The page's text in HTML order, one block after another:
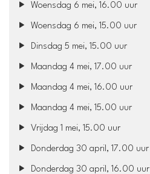
Woensdag 6 mei, 16.00 uur
Woensdag 6 mei, 15.00 uur
Dinsdag 5 mei, 15.00 uur
Maandag 4 mei, 17.00 uur
Maandag 4 mei, 16.00 uur
Maandag 4 mei, 15.00 uur
Vrijdag 1 mei, 15.00 uur
Donderdag 30 april, 17.00 uur
Donderdag 30 april, 16.00 uur